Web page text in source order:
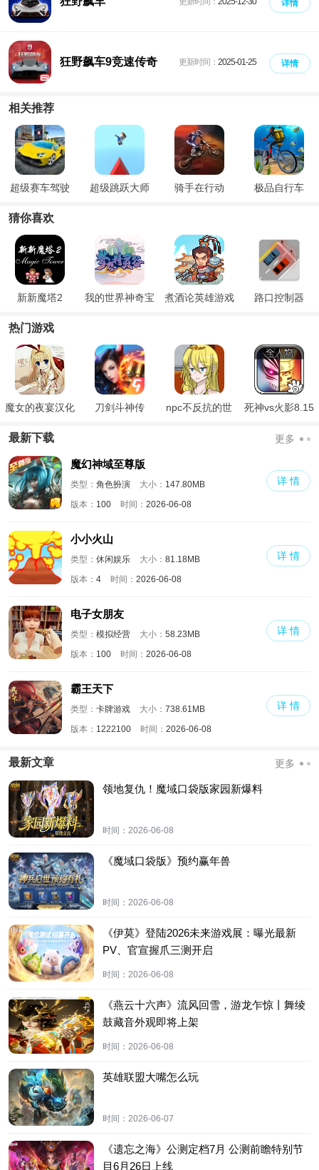
详情
狂野飙车9竞速传奇 更新时间： 2025-01-25 详情
相关推荐
超级赛车驾驶 超级跳跃大师 骑手在行动 极品自行车
猜你喜欢
新新魔塔2
我的世界神奇宝
煮酒论英雄游戏 路口控制器
热门游戏
魔女的夜宴汉化
刀剑斗神传
npc不反抗的世
死神vs火影8.15
最新下载 更多
魔幻神域至尊版
类型： 角色扮演 大小： 147.80MB
版本： 100 时间： 2026-06-08
详 情
小小火山
类型： 休闲娱乐 大小： 81.18MB
版本： 4 时间： 2026-06-08
详 情
电子女朋友
类型： 模拟经营 大小： 58.23MB
版本： 100 时间： 2026-06-08
详 情
霸王天下
类型： 卡牌游戏 大小： 738.61MB
版本： 1222100 时间： 2026-06-08
详 情
最新文章 更多
领地复仇！魔域口袋版家园新爆料
时间： 2026-06-08
《魔域口袋版》预约赢年兽
时间： 2026-06-08
《伊莫》登陆2026未来游戏展：曝光最新
PV、官宣握爪三测开启
时间： 2026-06-08
《燕云十六声》流风回雪，游龙乍惊丨舞绫
鼓藏音外观即将上架
时间： 2026-06-08
英雄联盟大嘴怎么玩
时间： 2026-06-07
《遗忘之海》公测定档7月 公测前瞻特别节
目6月26日上线